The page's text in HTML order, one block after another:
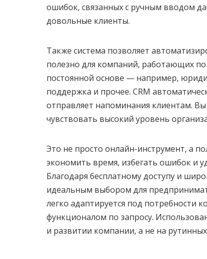
ошибок, связанных с ручным вводом
довольные клиенты.
Также система позволяет
полезно для компаний, работающих
постоянной основе — например,
поддержка и прочее. CRM
отправляет напоминания клиентам.
чувствовать высокий уровень
Это не просто онлайн-инструмент, а
экономить время, избегать ошибок и
Благодаря бесплатному доступу и
идеальным выбором для
легко адаптируется под потребности
функционалом по запросу.
и развитии компании, а не на рутинных